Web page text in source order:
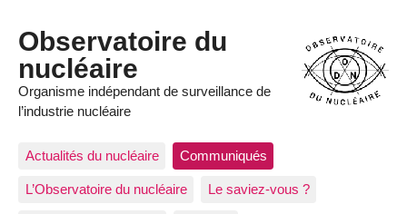
Observatoire du
nucléaire
Organisme indépendant de surveillance de
l’industrie nucléaire
Actualités du nucléaire Communiqués
L’Observatoire du nucléaire Le saviez-vous ?